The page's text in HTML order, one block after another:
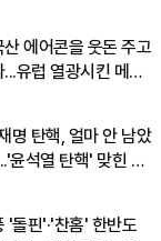
산 에어콘을 웃돈 주고
...유럽 열광시킨 메이
명 탄핵, 얼마 안 남았
윤석열 탄핵' 맞힌 무
'돌핀'·'찬홈' 한반도